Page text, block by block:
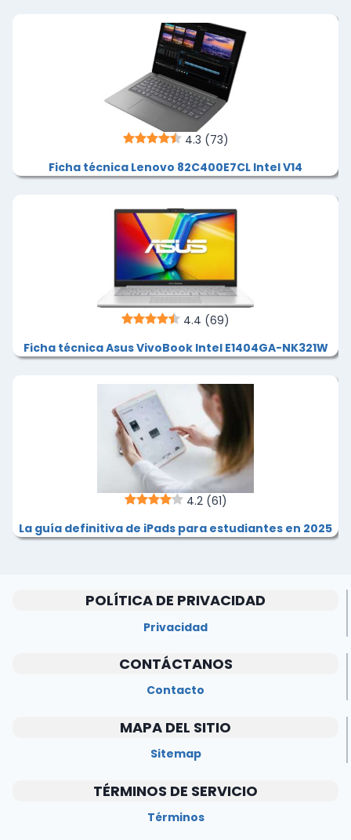
4.3 (73)
Ficha técnica Lenovo 82C400E7CL Intel V14
4.4 (69)
Ficha técnica Asus VivoBook Intel E1404GA-NK321W
4.2 (61)
La guía definitiva de iPads para estudiantes en 2025
POLÍTICA DE PRIVACIDAD
Privacidad
CONTÁCTANOS
Contacto
MAPA DEL SITIO
Sitemap
TÉRMINOS DE SERVICIO
Términos